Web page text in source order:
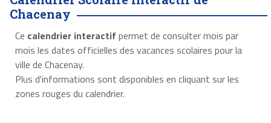
Chacenay
Ce calendrier interactif permet de consulter mois par
mois les dates officielles des vacances scolaires pour la
ville de Chacenay.
Plus d'informations sont disponibles en cliquant sur les
zones rouges du calendrier.